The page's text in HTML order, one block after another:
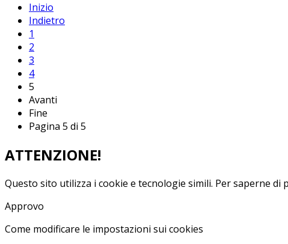
Inizio
Indietro
1
2
3
4
5
Avanti
Fine
Pagina 5 di 5
ATTENZIONE!
Questo sito utilizza i cookie e tecnologie simili. Per saperne di
Approvo
Come modificare le impostazioni sui cookies